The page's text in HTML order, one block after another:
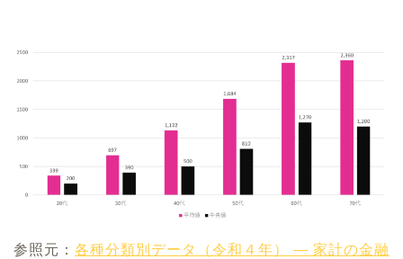
参照元： 各種分類別データ（令和４年） ― 家計の金融